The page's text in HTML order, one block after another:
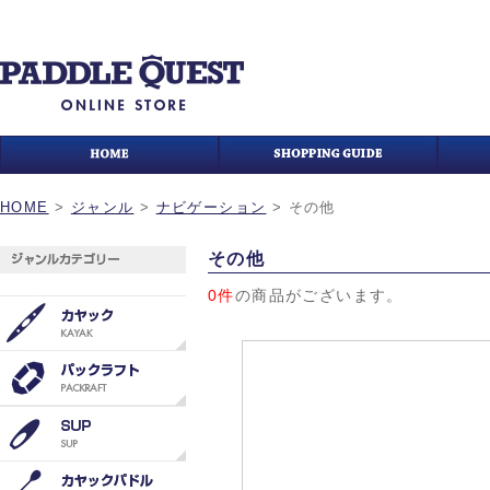
HOME > ジャンル > ナビゲーション > その他
その他
0件の商品がございます。